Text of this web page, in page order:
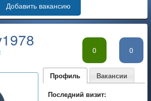
Добавить вакансию
0 0
Профиль
Вакансии
Последний визит: